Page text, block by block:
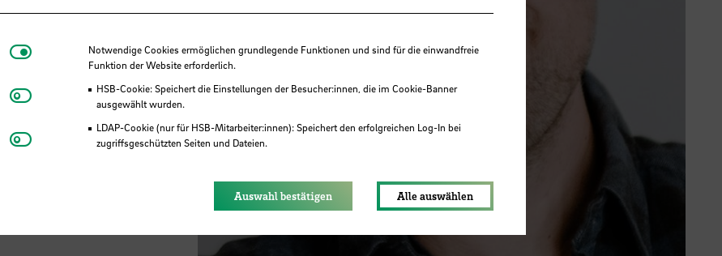
Notwendige CookiesNotwendige Cookies ermöglichen grundlegende Funktionen und sind für die einwandfreie
Funktion der Website erforderlich.
HSB-Cookie: Speichert die Einstellungen der Besucher:innen, die im Cookie-Banner
ausgewählt wurden.
LDAP-Cookie (nur für HSB-Mitarbeiter:innen): Speichert den erfolgreichen Log-In bei
zugriffsgeschützten Seiten und Dateien.
Matomo
Youtube
Auswahl bestätigen Alle auswählen